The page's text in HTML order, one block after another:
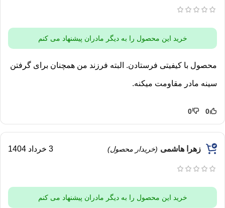
خرید این محصول را به دیگر مادران پیشنهاد می کنم
محصول با کیفیتی فرستادن. البته فرزند من همچنان برای گرفتن
سینه مادر مقاومت میکنه.
0
0
زهرا هاشمی (خریدار محصول) 3 خرداد 1404
خرید این محصول را به دیگر مادران پیشنهاد می کنم